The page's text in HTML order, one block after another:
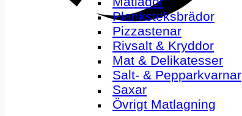
Planksteksbrädor
Pizzastenar
Rivsalt & Kryddor
Mat & Delikatesser
Salt- & Pepparkvarnar
Saxar
Övrigt Matlagning